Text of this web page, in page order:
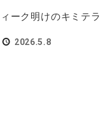
ーク明けのキミテラ
2026.5.8